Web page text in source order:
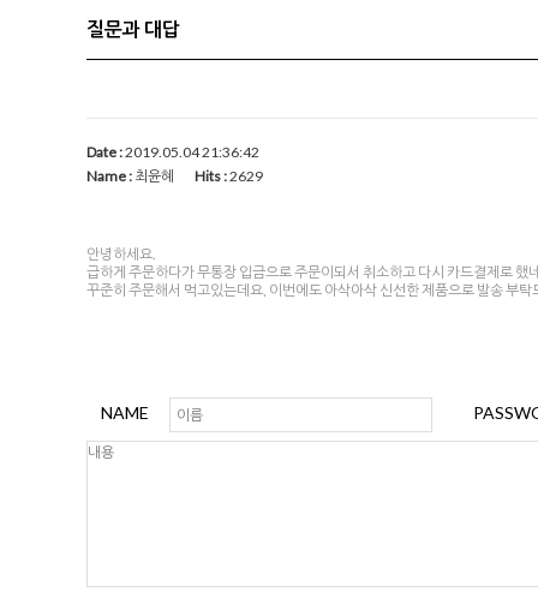
질문과 대답
Date :2019.05.04 21:36:42
Name : 최윤혜 Hits :2629
안녕하세요.
급하게 주문하다가 무통장 입금으로 주문이되서 취소하고 다시 카드결제로 했
꾸준히 주문해서 먹고있는데요, 이번에도 아삭아삭 신선한 제품으로 발송 부
NAME